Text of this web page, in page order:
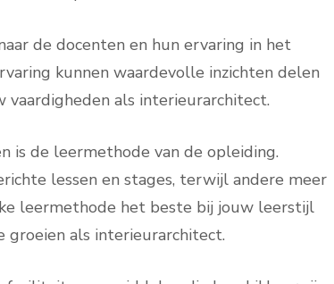
de docenten en hun ervaring in het
kunnen waardevolle inzichten delen
als interieurarchitect.
is de leermethode van de opleiding.
lessen en stages, terwijl andere meer
leermethode het beste bij jouw leerstijl
groeien als interieurarchitect.